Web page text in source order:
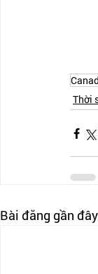
Thời
Bài đăng gần đây